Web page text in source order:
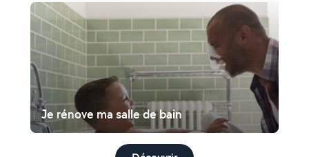
Je rénove ma salle de bain